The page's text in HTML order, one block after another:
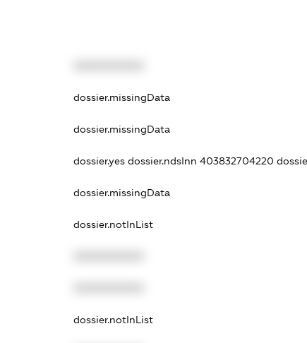
dossier.missingData
dossier.missingData
dossier.yes dossier.ndsInn 403832704220
dossier.missingData
dossier.notInList
dossier.notInList